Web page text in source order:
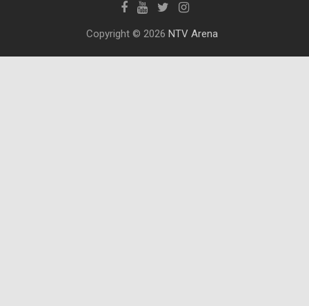
Copyright © 2026 NTV Arena